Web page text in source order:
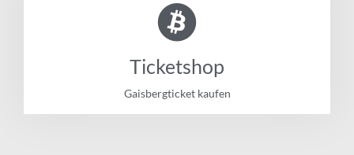
Ticketshop
Gaisbergticket kaufen